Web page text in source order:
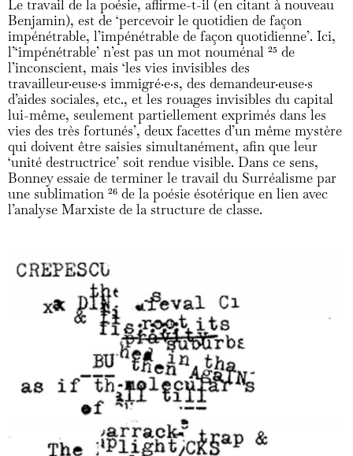
Le travail de la poésie, affirme-t-il (en citant à nouveau
Benjamin), est de ‘percevoir le quotidien de façon
impénétrable, l’impénétrable de façon quotidienne’. Ici,
l’‘impénétrable’ n’est pas un mot nouménal 25 de
l’inconscient, mais ‘les vies invisibles des
travailleur·euse·s immigré·e·s, des demandeur·euse·s
d’aides sociales, etc., et les rouages invisibles du capital
lui-même, seulement partiellement exprimés dans les
vies des très fortunés’, deux facettes d’un même mystère
qui doivent être saisies simultanément, afin que leur
‘unité destructrice’ soit rendue visible. Dans ce sens,
Bonney essaie de terminer le travail du Surréalisme par
une sublimation 26 de la poésie ésotérique en lien avec
l’analyse Marxiste de la structure de classe.